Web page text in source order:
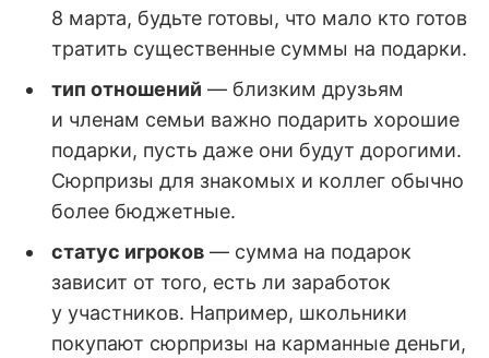
8 марта, будьте готовы, что мало кто готов
тратить существенные суммы на подарки.
тип отношений — близким друзьям
и членам семьи важно подарить хорошие
подарки, пусть даже они будут дорогими.
Сюрпризы для знакомых и коллег обычно
более бюджетные.
статус игроков— сумма на подарок
зависит от того, есть ли заработок
у участников. Например, школьники
покупают сюрпризы на карманные деньги,